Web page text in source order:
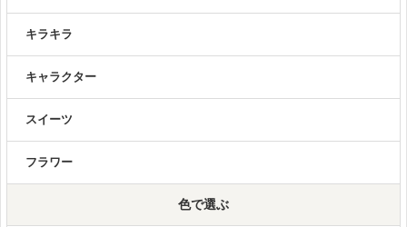
キラキラ
キャラクター
スイーツ
フラワー
色で選ぶ